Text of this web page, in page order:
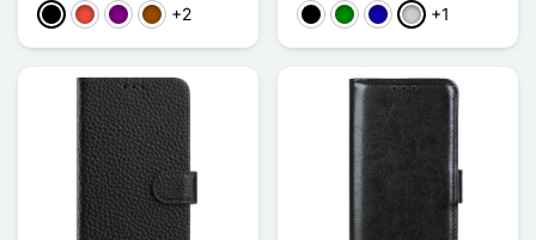
PretoVermelho
PúrpuraCastanho
+2 PretoVerdeAzul Escuro
Prata
+1